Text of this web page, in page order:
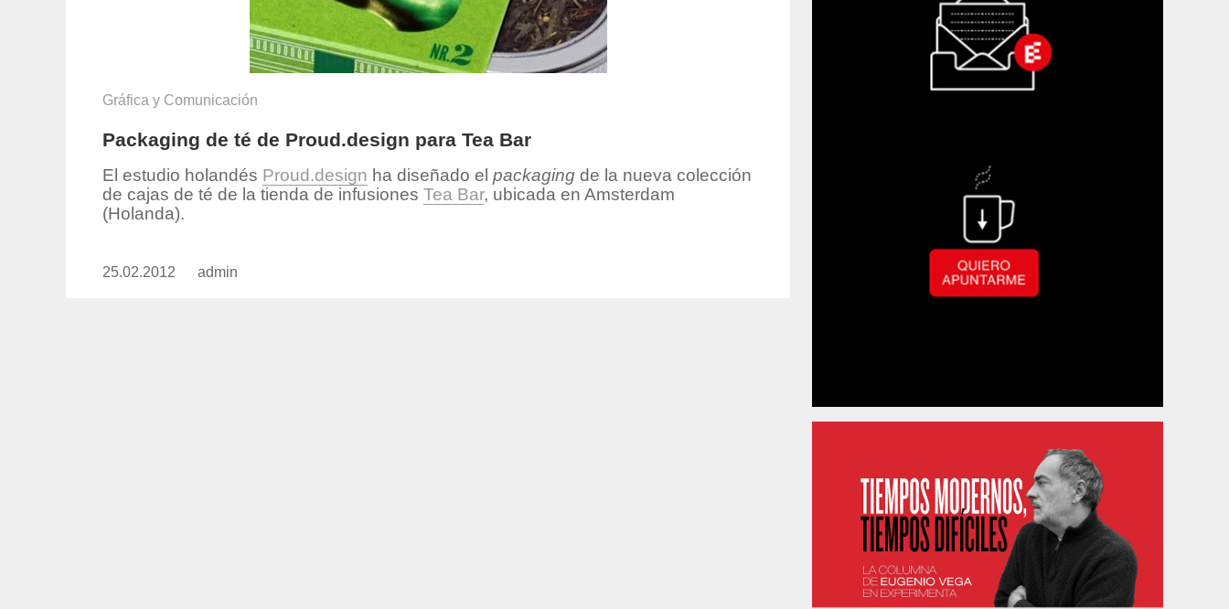
Gráfica y Comunicación
Packaging de té de Proud.design para Tea Bar
El estudio holandés Proud.design ha diseñado el packagingde la nueva colección
de cajas de té de la tienda de infusiones Tea Bar, ubicada en Amsterdam
(Holanda).
Publicado
25.02.2012 https://www.experimenta.es/author/admin/
admin